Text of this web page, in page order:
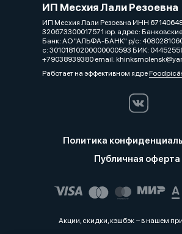
ИП Месхия Лали Резоевна
ИП Месхия Лали Резоевна ИНН
320673300017571 юр. адрес:
Банк: АО "АЛЬФА-БАНК" р/с:
с: 30101810200000000593 БИК:
+79038939380 email:
Работает на эффективном ядре
Политика
Публичная оферта
Акции, скидки, кэшбэк − в нашем